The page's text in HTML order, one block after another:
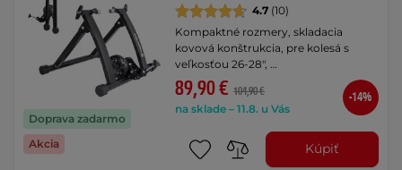
Doprava zadarmo
Akcia
4.7 (10)
Kompaktné rozmery, skladacia
kovová konštrukcia, pre kolesá s
veľkosťou 26-28", …
89,90 € 104,90 €
na sklade – 11.8. u Vás
-14%
Kúpiť